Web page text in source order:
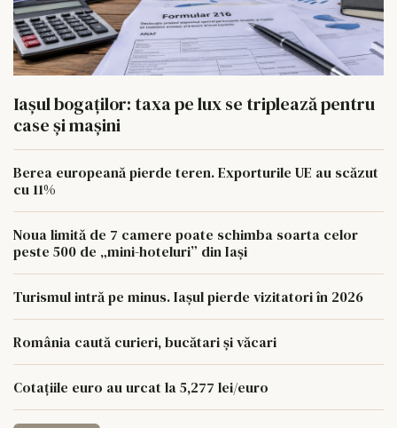
Iașul bogaților: taxa pe lux se triplează pentru
case și mașini
Berea europeană pierde teren. Exporturile UE au scăzut
cu 11%
Noua limită de 7 camere poate schimba soarta celor
peste 500 de „mini-hoteluri” din Iași
Turismul intră pe minus. Iașul pierde vizitatori în 2026
România caută curieri, bucătari și văcari
Cotațiile euro au urcat la 5,277 lei/euro